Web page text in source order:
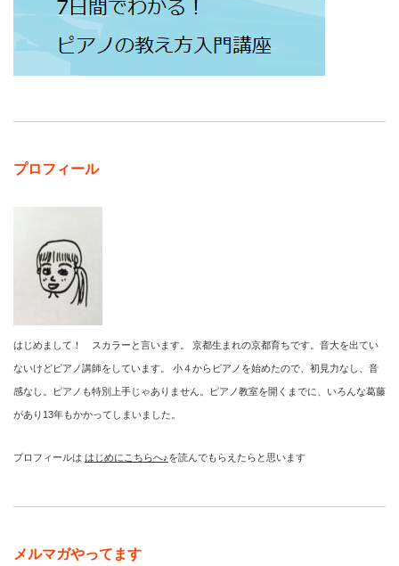
プロフィール
はじめまして！ スカラーと言います。 京都生まれの京都育ちです。音大を出てい
ないけどピアノ講師をしています。 小４からピアノを始めたので、初見力なし、音
感なし。ピアノも特別上手じゃありません。ピアノ教室を開くまでに、いろんな葛藤
があり13年もかかってしまいました。
プロフィールは はじめにこちらへ♪を読んでもらえたらと思います
メルマガやってます